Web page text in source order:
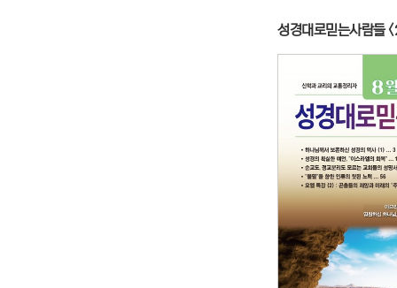
성경대로믿는사람들